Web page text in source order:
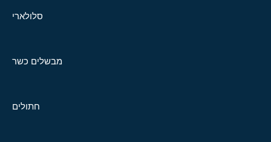
סלולארי
מבשלים כשר
חתולים